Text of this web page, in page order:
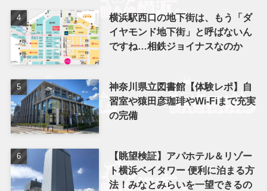
横浜駅西口の地下街は、もう「ダ
イヤモンド地下街」と呼ばないん
ですね…相鉄ジョイナスなのか
神奈川県立図書館【体験レポ】自
習室や猿田彦珈琲やWi-Fiまで充実
の完備
【眺望検証】アパホテル＆リゾー
ト横浜ベイタワー 便利に泊まる方
法！みなとみらいを一望できるの